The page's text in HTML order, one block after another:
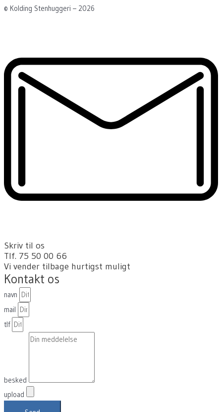
© Kolding Stenhuggeri – 2026
Skriv til os
Tlf. 75 50 00 66
Vi vender tilbage hurtigst muligt
Kontakt os
navn
mail
tlf
besked
upload